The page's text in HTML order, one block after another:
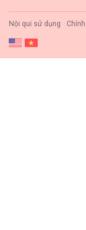
Nội qui sử dụng